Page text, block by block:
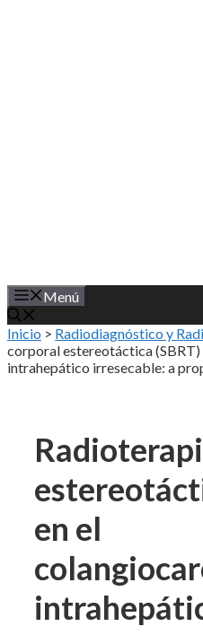
Menú
Inicio > Radiodiagnóstico y
corporal estereotáctica
intrahepático irresecable: a
en el